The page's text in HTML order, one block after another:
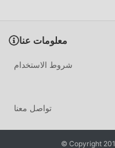
معلومات عنا
شروط الاستخدام
تواصل معنا
© Copyright